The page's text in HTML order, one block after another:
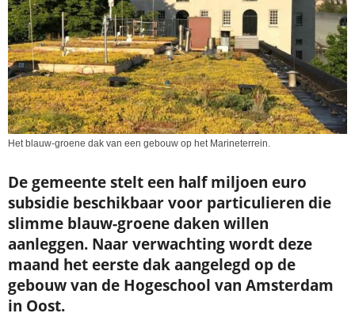
Het blauw-groene dak van een gebouw op het Marineterrein.
De gemeente stelt een half miljoen euro
subsidie beschikbaar voor particulieren die
slimme blauw-groene daken willen
aanleggen. Naar verwachting wordt deze
maand het eerste dak aangelegd op de
gebouw van de Hogeschool van Amsterdam
in Oost.